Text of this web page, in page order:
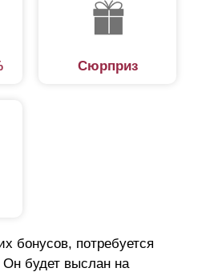
Сюрприз
бонусов, потребуется
Он будет выслан на